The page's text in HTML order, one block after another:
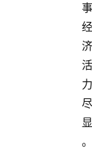
事
经
济
活
力
尽
显
。